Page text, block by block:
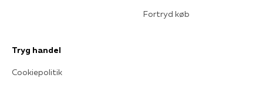
Fortryd køb
Tryg handel
Cookiepolitik